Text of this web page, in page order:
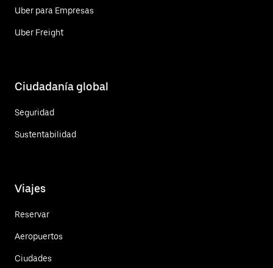
Uber para Empresas
Uber Freight
Ciudadanía global
Seguridad
Sustentabilidad
Viajes
Reservar
Aeropuertos
Ciudades